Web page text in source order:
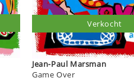
Jean-Paul Marsman
Game Over
Verkocht